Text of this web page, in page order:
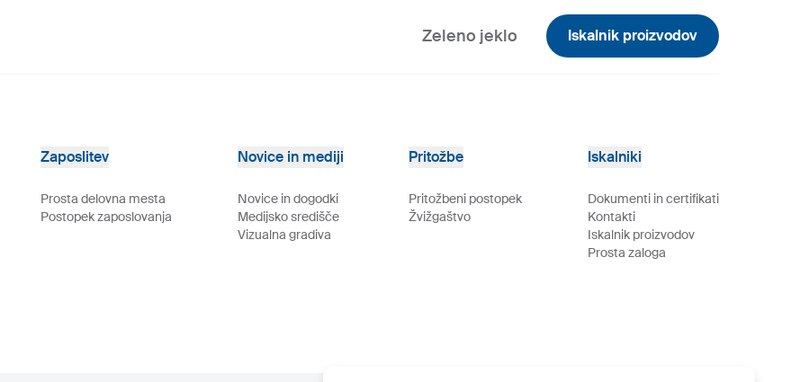
Zeleno jeklo Iskalnik proizvodov
Zaposlitev
Prosta delovna mesta
Postopek zaposlovanja
Novice in mediji
Novice in dogodki
Medijsko središče
Vizualna gradiva
Pritožbe
Pritožbeni postopek
Žvižgaštvo
Iskalniki
Dokumenti in certifikati
Kontakti
Iskalnik proizvodov
Prosta zaloga